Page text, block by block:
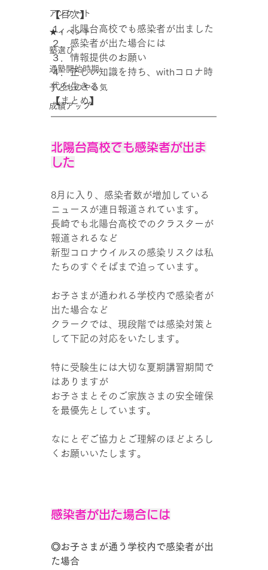
アンケート
★イベント
塾選び
通塾開始時期
子どものやる気
成績アップ
【目次】
１．北陽台高校でも感染者が出ました
２．感染者が出た場合には
３．情報提供のお願い
４．正しい知識を持ち、withコロナ時
代を生きる
【まとめ】
北陽台高校でも感染者が出ま
した
8月に入り、感染者数が増加している
ニュースが連日報道されています。
長崎でも北陽台高校でのクラスターが
報道されるなど
新型コロナウイルスの感染リスクは私
たちのすぐそばまで迫っています。
お子さまが通われる学校内で感染者が
出た場合など
クラークでは、現段階では感染対策と
して下記の対応をいたします。
特に受験生には大切な夏期講習期間で
はありますが
お子さまとそのご家族さまの安全確保
を最優先としています。
なにとぞご協力とご理解のほどよろし
くお願いいたします。
感染者が出た場合には
◎お子さまが通う学校内で感染者が出
た場合